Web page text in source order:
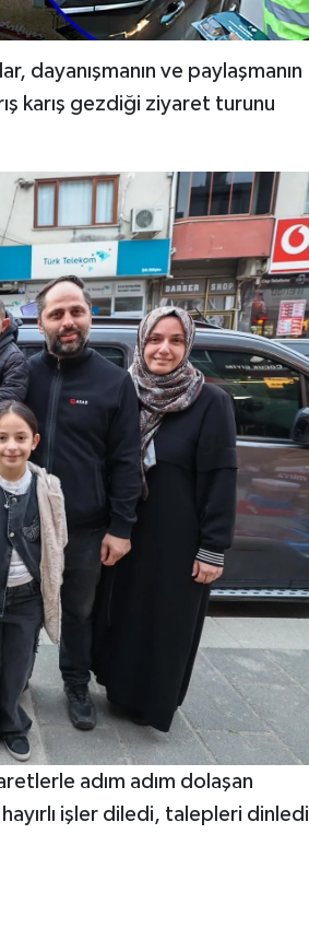
dayanışmanın ve paylaşmanın
karış gezdiği ziyaret turunu
adım adım dolaşan
işler diledi, talepleri dinledi